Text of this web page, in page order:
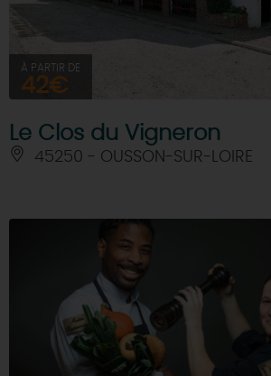
À PARTIR DE
42€
Le Clos du Vigneron
45250 - OUSSON-SUR-LOIRE